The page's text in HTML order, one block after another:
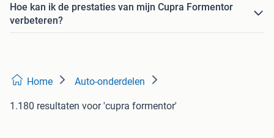
Hoe kan ik de prestaties van mijn Cupra Formentor
verbeteren?
Home Auto-onderdelen
1.180 resultaten voor 'cupra formentor'